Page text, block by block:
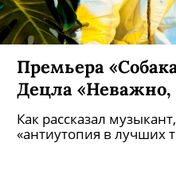
Премьера
Децла «Неважно,
Как рассказал
«антиутопия в лучших